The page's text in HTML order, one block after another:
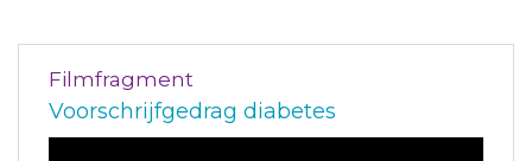
Filmfragment
Voorschrijfgedrag diabetes